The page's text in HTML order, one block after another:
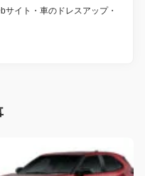
イト・車のドレスアップ・